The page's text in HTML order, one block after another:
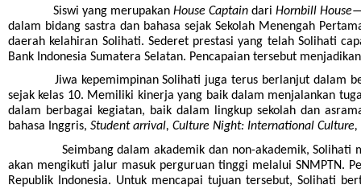
Siswi yang merupakan House Captain dari Hornbill
dalam bidang sastra dan bahasa sejak Sekolah Menengah
daerah kelahiran Solihati. Sederet prestasi yang telah Solihati
Bank Indonesia Sumatera Selatan. Pencapaian tersebut
Jiwa kepemimpinan Solihati juga terus berlanjut dalam
sejak kelas 10. Memiliki kinerja yang baik dalam menjalankan
dalam berbagai kegiatan, baik dalam lingkup sekolah dan
bahasa Inggris, Student arrival, Culture Night: International Culture,
Seimbang dalam akademik dan non-akademik,
akan mengikuti jalur masuk perguruan tinggi melalui SNMPTN.
Republik Indonesia. Untuk mencapai tujuan tersebut, Solihati